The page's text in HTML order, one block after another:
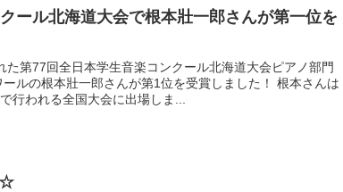
ール北海道大会で根本壯一郎さんが第一位を
第77回全日本学生音楽コンクール北海道大会ピアノ部門
ルの根本壯一郎さんが第1位を受賞しました！ 根本さんは
行われる全国大会に出場しま...
☆